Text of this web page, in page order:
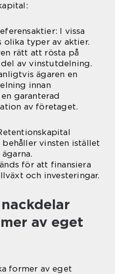
I vissa
olika typer av aktier.
rätt att rösta på
av vinstutdelning.
ägaren en
innan
garanterad
av företaget.
vinsten istället
för att finansiera
och investeringar.
av eget
former av eget